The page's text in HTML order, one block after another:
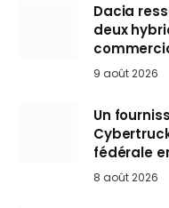
Dacia
deux
9 août 2026
Un
fédérale
8 août 2026